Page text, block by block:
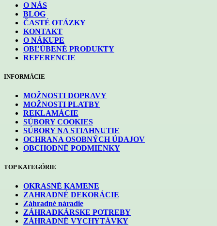
O NÁS
BLOG
ČASTÉ OTÁZKY
KONTAKT
O NÁKUPE
OBĽÚBENÉ PRODUKTY
REFERENCIE
INFORMÁCIE
MOŽNOSTI DOPRAVY
MOŽNOSTI PLATBY
REKLAMÁCIE
SÚBORY COOKIES
SÚBORY NA STIAHNUTIE
OCHRANA OSOBNÝCH ÚDAJOV
OBCHODNÉ PODMIENKY
TOP KATEGÓRIE
OKRASNÉ KAMENE
ZAHRADNÉ DEKORÁCIE
Záhradné náradie
ZÁHRADKÁRSKE POTREBY
ZÁHRADNÉ VYCHYTÁVKY